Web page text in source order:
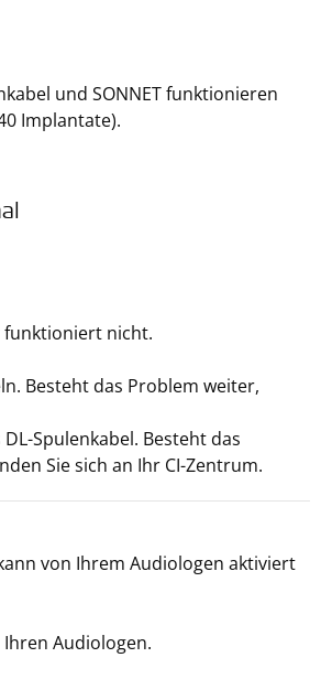
und SONNET funktionieren
Implantate).
nicht.
Besteht das Problem weiter,
Spulenkabel. Besteht das
Sie sich an Ihr CI-Zentrum.
von Ihrem Audiologen aktiviert
Audiologen.